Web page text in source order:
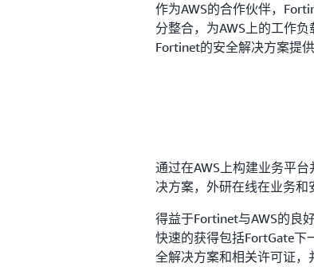
作为AWS的合作伙伴，
分整合，为AWS上的工作负
Fortinet的安全解决方案提
Labs 的 Web 应用安全服务
安全攻击、最新应用程序
基于机器学习提供更
通过在AWS上构建业务平
决方案，外研在线在业务和
得益于Fortinet与AWS的良
快速的获得包括FortGate下
全解决方案和相关许可证